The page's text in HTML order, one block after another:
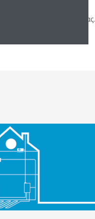
ολόκληρο το σύστημά σας.